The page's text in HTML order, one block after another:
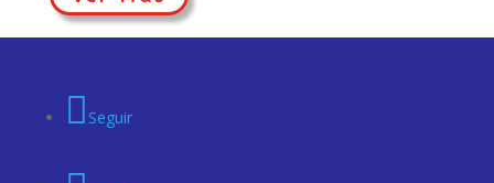
Seguir